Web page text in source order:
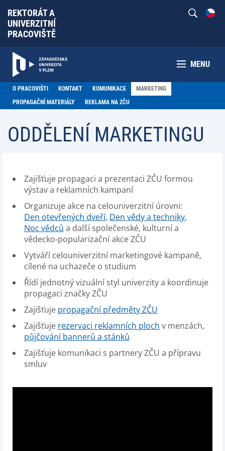
REKTORÁT A
UNIVERZITNÍ
PRACOVIŠTĚ
MENU
O PRACOVIŠTI KONTAKT KOMUNIKACE
MARKETING
PROPAGAČNÍ MATERIÁLY
REKLAMA NA ZČU
ODDĚLENÍ MARKETINGU
Zajišťuje propagaci a prezentaci ZČU formou
výstav a reklamních kampaní
Organizuje akce na celouniverzitní úrovni:
Den otevřených dveří, Den vědy a techniky,
Noc vědců a další společenské, kulturní a
vědecko‑popularizační akce ZČU
Vytváří celouniverzitní marketingové kampaně,
cílené na uchazeče o studium
Řídí jednotný vizuální styl univerzity a koordinuje
propagaci značky ZČU
Zajišťuje propagační předměty ZČU
Zajišťuje rezervaci reklamních ploch v menzách,
půjčování bannerů a stánků
Zajišťuje komunikaci s partnery ZČU a přípravu
smluv